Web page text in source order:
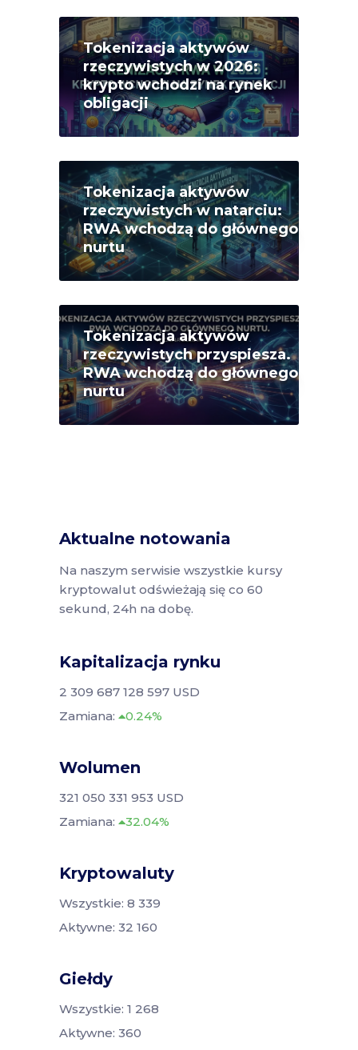
Tokenizacja aktywów
rzeczywistych w 2026:
krypto wchodzi na rynek
obligacji
Tokenizacja aktywów
rzeczywistych w natarciu:
RWA wchodzą do głównego
nurtu
Tokenizacja aktywów
rzeczywistych przyspiesza.
RWA wchodzą do głównego
nurtu
Aktualne notowania
Na naszym serwisie wszystkie kursy
kryptowalut odświeżają się co 60
sekund, 24h na dobę.
Kapitalizacja rynku
2 309 687 128 597 USD
Zamiana:
0.24%
Wolumen
321 050 331 953 USD
Zamiana:
32.04%
Kryptowaluty
Wszystkie: 8 339
Aktywne: 32 160
Giełdy
Wszystkie: 1 268
Aktywne: 360